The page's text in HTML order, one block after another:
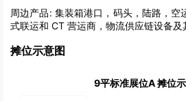
周边产品: 集装箱港口，码头，陆路，空
式联运和 CT 营运商，物流供应链设备及
摊位示意图
9平标准展位A 摊位